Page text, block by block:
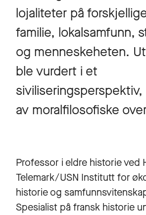
lojaliteter på
familie, lokalsamfunn,
og menneskeheten.
ble vurdert i et
av moralfilosofiske
Professor i eldre historie ved
Telemark/USN Institutt for
historie og
Spesialist på fransk historie